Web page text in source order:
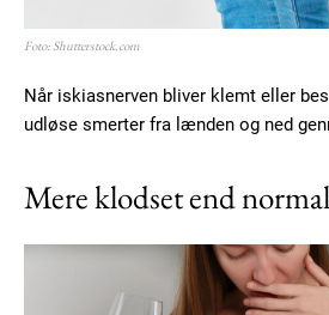
Praesent euismod ac
Ut mollis pellentesque tortor
Donec quis est ac felis
Orci varius natoque dolor
Foto: Shutterstock.com
Når iskiasnerven bliver klemt eller
udløse smerter fra lænden og ned
Mere klodset end